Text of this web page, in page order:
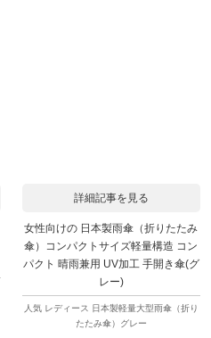
詳細記事を見る
女性向けの 日本製雨傘（折りたたみ
傘）コンパクトサイズ軽量構造 コン
パクト 晴雨兼用 UV加工 手開き傘(グ
レー)
人気 レディース 日本製軽量大型雨傘（折り
たたみ傘）グレー